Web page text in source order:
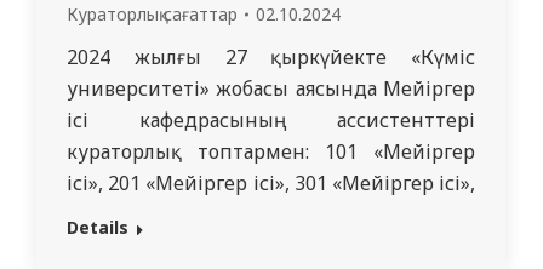
Кураторлық сағаттар 02.10.2024
2024 жылғы 27 қыркүйекте «Күміс
университеті» жобасы аясында Мейіргер
ісі кафедрасының ассистенттері
кураторлық топтармен: 101 «Мейіргер
ісі», 201 «Мейіргер ісі», 301 «Мейіргер ісі»,
қауымдастырылған профессор, мейіргер
Details